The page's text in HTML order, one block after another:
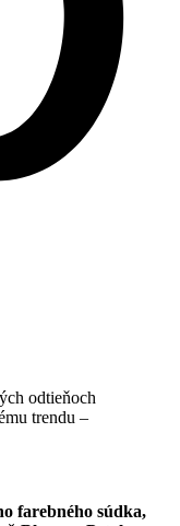
odtieňoch
trendu –
farebného súdka,